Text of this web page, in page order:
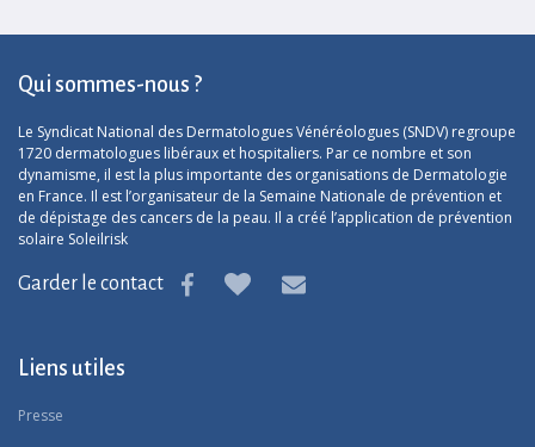
Qui sommes-nous ?
Le Syndicat National des Dermatologues Vénéréologues (SNDV) regroupe
1720 dermatologues libéraux et hospitaliers. Par ce nombre et son
dynamisme, il est la plus importante des organisations de Dermatologie
en France. Il est l’organisateur de la Semaine Nationale de prévention et
de dépistage des cancers de la peau. Il a créé l’application de prévention
solaire Soleilrisk
Garder le contact
Liens utiles
Presse